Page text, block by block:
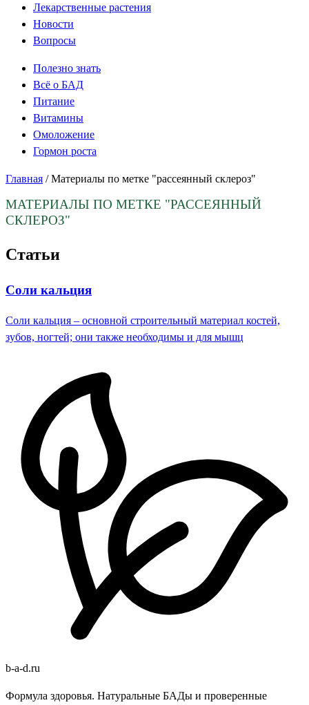
Лекарственные растения
Новости
Вопросы
Полезно знать
Всё о БАД
Питание
Витамины
Омоложение
Гормон роста
Главная / Материалы по метке "рассеянный склероз"
МАТЕРИАЛЫ ПО МЕТКЕ "РАССЕЯННЫЙ
СКЛЕРОЗ"
Статьи
Соли кальция
Соли кальция – основной строительный материал костей,
зубов, ногтей; они также необходимы и для мышц
b-a-d.ru
Формула здоровья. Натуральные БАДы и проверенные